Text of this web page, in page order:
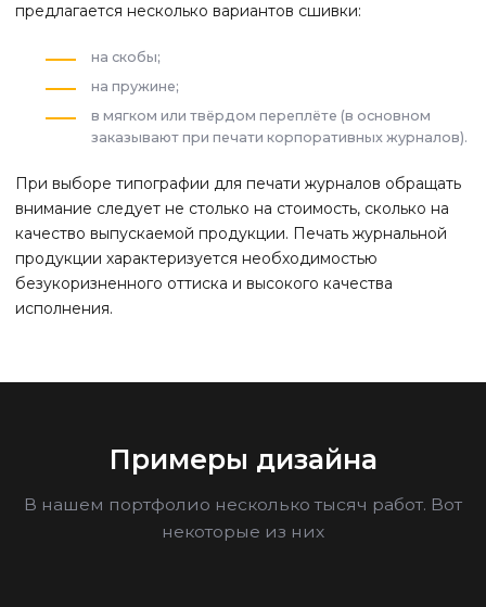
предлагается несколько вариантов сшивки:
на скобы;
на пружине;
в мягком или твёрдом переплёте (в основном
заказывают при печати корпоративных журналов).
При выборе типографии для печати журналов обращать
внимание следует не столько на стоимость, сколько на
качество выпускаемой продукции. Печать журнальной
продукции характеризуется необходимостью
безукоризненного оттиска и высокого качества
исполнения.
Примеры дизайна
В нашем портфолио несколько тысяч работ. Вот
некоторые из них